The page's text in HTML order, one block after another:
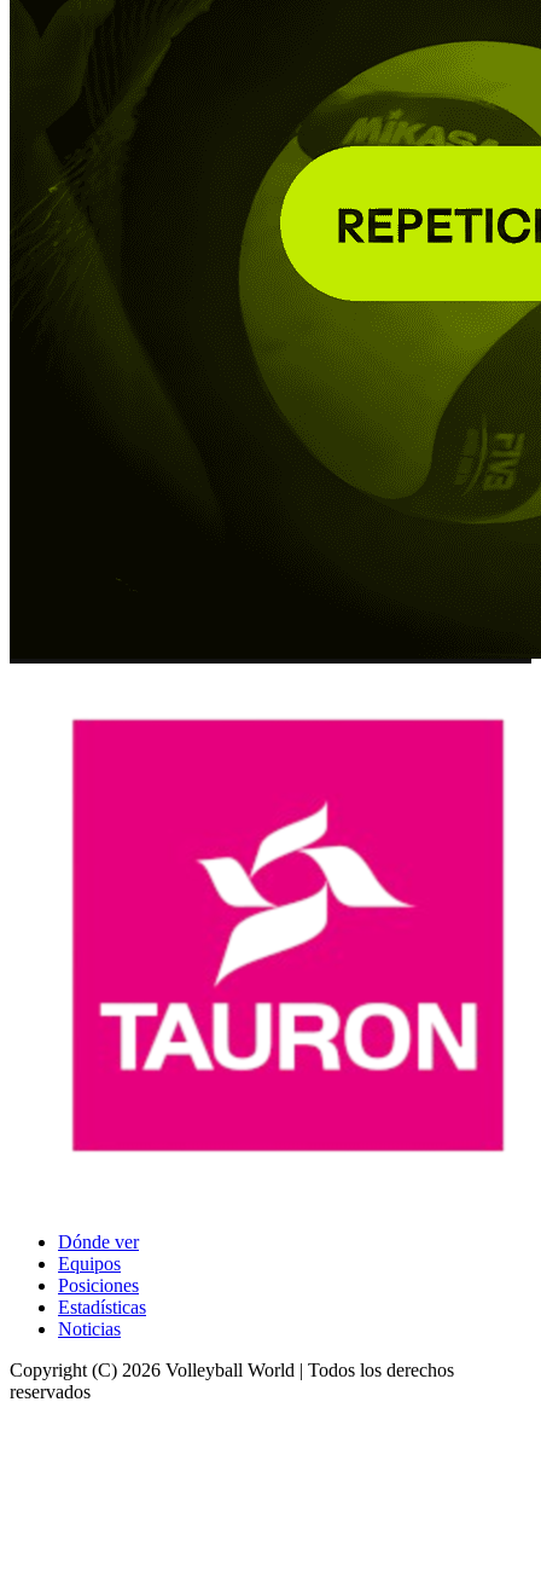
Dónde ver
Equipos
Posiciones
Estadísticas
Noticias
Copyright (C) 2026 Volleyball World | Todos los derechos
reservados